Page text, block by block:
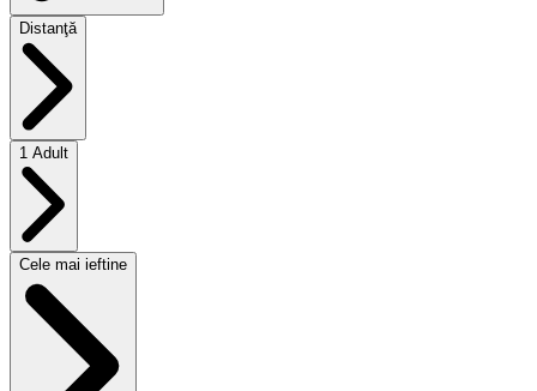
Distanţă
1 Adult
Cele mai ieftine